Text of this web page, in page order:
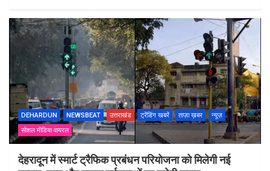
DEHARDUN NEWSBEAT उत्तराखंड ट्रेंडिंग खबरें ताज़ा ख़बर
न्यूज़
सोशल मीडिया वायरल
देहरादून में स्मार्ट ट्रैफिक प्रबंधन परियोजना को मिलेगी नई